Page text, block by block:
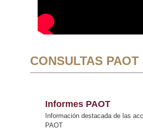
CONSULTAS PAOT
Informes PAOT
Información destacada de las
PAOT